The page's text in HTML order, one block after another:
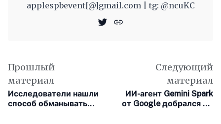
applespbevent[@]gmail.com | tg: @ncuKC
Прошлый
материал
Исследователи нашли
способ обманывать
Следующий
материал
ИИ-агент Gemini Spark
от Google добрался до